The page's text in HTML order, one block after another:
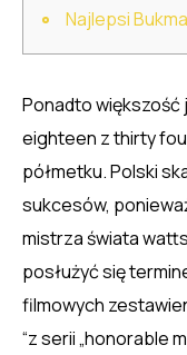
Najlepsi
Ponadto większość
eighteen z thirty
półmetku. Polski
sukcesów,
mistrza świata
posłużyć się
filmowych
“z serii „honorable